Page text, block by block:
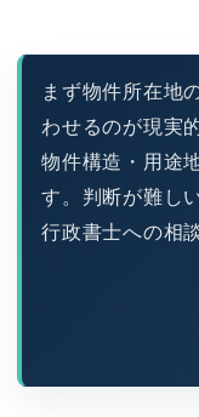
まず物件所在地
わせるのが現実
物件構造・用途
す。判断が難し
行政書士への相